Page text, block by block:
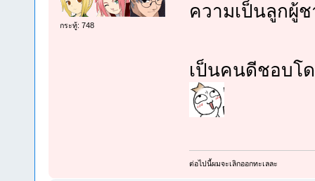
กระทู้: 748
ความเป็นลูกผู้
เป็นคนดีชอบโ
ต่อไปนี้ผมจะเลิกออกทะเลละ